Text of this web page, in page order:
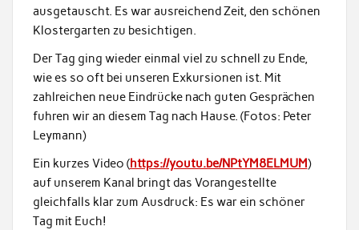
ausgetauscht. Es war ausreichend Zeit, den schönen
Klostergarten zu besichtigen.
Der Tag ging wieder einmal viel zu schnell zu Ende,
wie es so oft bei unseren Exkursionen ist. Mit
zahlreichen neue Eindrücke nach guten Gesprächen
fuhren wir an diesem Tag nach Hause. (Fotos: Peter
Leymann)
Ein kurzes Video (https://youtu.be/NPtYM8ELMUM)
auf unserem Kanal bringt das Vorangestellte
gleichfalls klar zum Ausdruck: Es war ein schöner
Tag mit Euch!